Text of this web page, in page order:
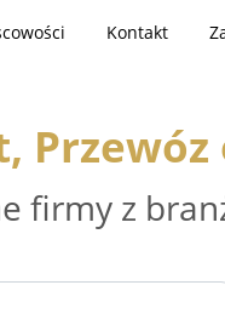
Kontakt
Przewóz
firmy z